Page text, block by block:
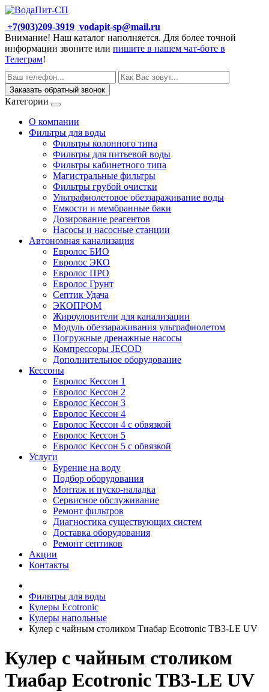
+7(903)209-3919 vodapit-sp@mail.ru
Внимание! Наш каталог наполняется. Для более точной
информации звоните или пишите в нашем чат-боте в
Телеграм!
Заказать обратный звонок
Категории
О компании
Фильтры для воды
Фильтры колонного типа
Фильтры для питьевой воды
Фильтры кабинетного типа
Магистральные фильтры
Фильтры грубой очистки
Ультрафиолетовое обеззараживание воды
Емкости и мембранные баки
Дозирование реагентов
Насосы и насосные станции
Автономная канализация
Евролос БИО
Евролос ЭКО
Евролос ПРО
Евролос Грунт
Септик Удача
ЭКОПРОМ
Жироуловители для канализации
Модуль обеззараживания ультрафиолетом
Погружные дренажные насосы
Компрессоры JECOD
Дополнительное оборудование
Кессоны
Евролос Кессон 1
Евролос Кессон 2
Евролос Кессон 3
Евролос Кессон 4
Евролос Кессон 4 с обвязкой
Евролос Кессон 5
Евролос Кессон 5 с обвязкой
Услуги
Бурение на воду
Подбор оборудования
Монтаж и пуско-наладка
Сервисное обслуживание
Ремонт фильтров
Диагностика существующих систем
Доставка оборудования
Ремонт септиков
Акции
Контакты
Фильтры для воды
Кулеры Ecotronic
Кулеры напольные
Кулер с чайным столиком Тиабар Ecotronic TB3-LE UV
Кулер с чайным столиком
Тиабар Ecotronic TB3-LE UV